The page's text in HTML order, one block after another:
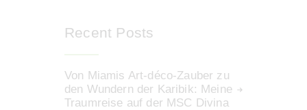
Recent Posts
Von Miamis Art-déco-Zauber zu
den Wundern der Karibik: Meine
Traumreise auf der MSC Divina